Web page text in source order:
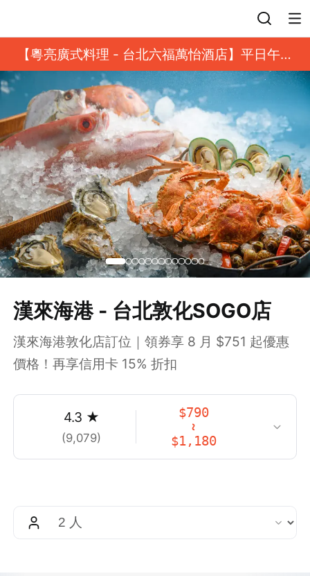
【粵亮廣式料理 - 台北六福萬怡酒店】平日午餐
8 折起｜靓港點套餐
漢來海港 - 台北敦化SOGO店
漢來海港敦化店訂位｜領券享 8 月 $751 起優惠
價格！再享信用卡 15% 折扣
4.3 ★
(9,079)
$790
~
$1,180